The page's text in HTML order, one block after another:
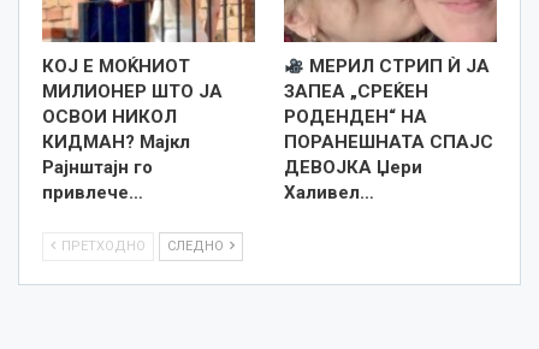
КОЈ Е МОЌНИОТ
МИЛИОНЕР ШТО ЈА
ОСВОИ НИКОЛ
КИДМАН? Мајкл
Рајнштајн го
привлече…
МЕРИЛ СТРИП Ѝ ЈА
ЗАПЕА „СРЕЌЕН
РОДЕНДЕН“ НА
ПОРАНЕШНАТА СПАЈС
ДЕВОЈКА Џери
Халивел…
ПРЕТХОДНО СЛЕДНО